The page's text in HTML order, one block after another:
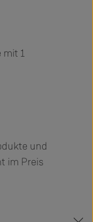
mit 1
und
im Preis